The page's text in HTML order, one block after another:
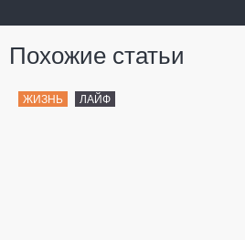
Похожие статьи
ЖИЗНЬ ЛАЙФ